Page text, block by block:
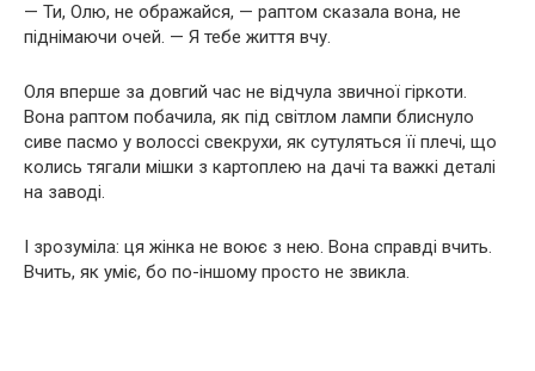
— Ти, Олю, не ображайся, — раптом сказала вона, не
піднімаючи очей. — Я тебе життя вчу.
Оля вперше за довгий час не відчула звичної гіркоти.
Вона раптом побачила, як під світлом лампи блиснуло
сиве пасмо у волоссі свекрухи, як сутуляться її плечі, що
колись тягали мішки з картоплею на дачі та важкі деталі
на заводі.
І зрозуміла: ця жінка не воює з нею. Вона справді вчить.
Вчить, як уміє, бо по-іншому просто не звикла.